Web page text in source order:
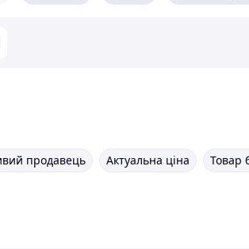
продавець Актуальна ціна
Товар